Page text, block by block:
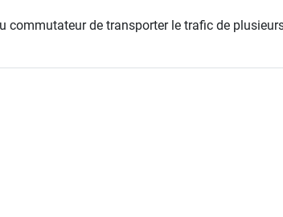
de transporter le trafic de